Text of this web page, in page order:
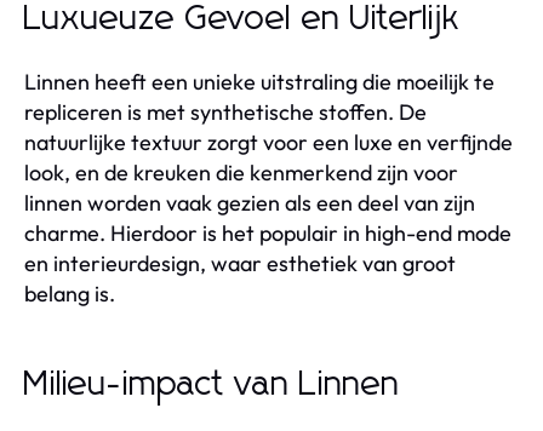
Luxueuze Gevoel en Uiterlijk
Linnen heeft een unieke uitstraling die moeilijk te
repliceren is met synthetische stoffen. De
natuurlijke textuur zorgt voor een luxe en verfijnde
look, en de kreuken die kenmerkend zijn voor
linnen worden vaak gezien als een deel van zijn
charme. Hierdoor is het populair in high-end mode
en interieurdesign, waar esthetiek van groot
belang is.
Milieu-impact van Linnen